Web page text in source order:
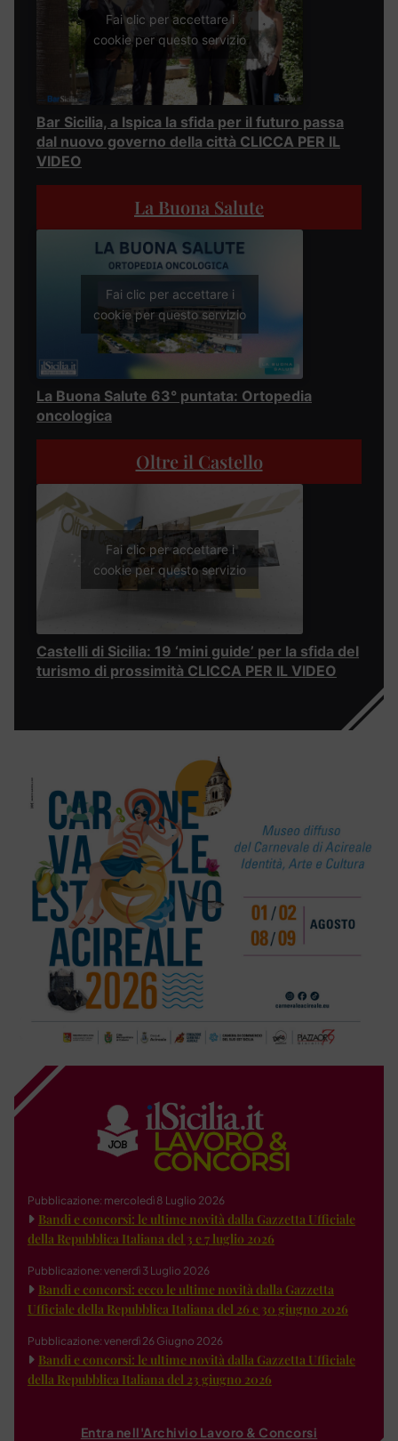
Fai clic per accettare i
cookie per questo servizio
Bar Sicilia, a Ispica la sfida per il futuro passa
dal nuovo governo della città CLICCA PER IL
VIDEO
La Buona Salute
Fai clic per accettare i
cookie per questo servizio
La Buona Salute 63° puntata: Ortopedia
oncologica
Oltre il Castello
Fai clic per accettare i
cookie per questo servizio
Castelli di Sicilia: 19 ‘mini guide’ per la sfida del
turismo di prossimità CLICCA PER IL VIDEO
Pubblicazione: mercoledì 8 Luglio 2026
Bandi e concorsi: le ultime novità dalla Gazzetta Ufficiale
della Repubblica Italiana del 3 e 7 luglio 2026
Pubblicazione: venerdì 3 Luglio 2026
Bandi e concorsi: ecco le ultime novità dalla Gazzetta
Ufficiale della Repubblica Italiana del 26 e 30 giugno 2026
Pubblicazione: venerdì 26 Giugno 2026
Bandi e concorsi: le ultime novità dalla Gazzetta Ufficiale
della Repubblica Italiana del 23 giugno 2026
Entra nell'Archivio Lavoro & Concorsi